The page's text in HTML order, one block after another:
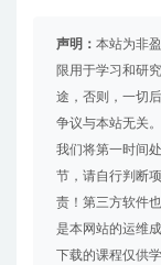
声明： 本站为非
限用于学习和研
途，否则，一切
争议与本站无关
我们将第一时间
节，请自行判断
责！第三方软件
是本网站的运维
下载的课程仅供